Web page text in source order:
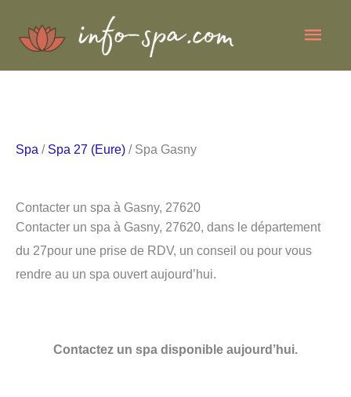
Spa / Spa 27 (Eure) / Spa Gasny
Contacter un spa à Gasny, 27620
Contacter un spa à Gasny, 27620, dans le département
du 27pour une prise de RDV, un conseil ou pour vous
rendre au un spa ouvert aujourd’hui.
Contactez un spa disponible aujourd’hui.